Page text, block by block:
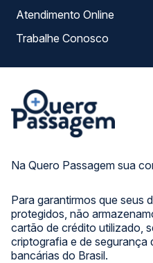
Na Quero Passagem sua
Para garantirmos que seus
protegidos, não
cartão de crédito utilizado,
criptografia e de segurança
bancárias do Brasil.
Atendimento Online
Trabalhe Conosco